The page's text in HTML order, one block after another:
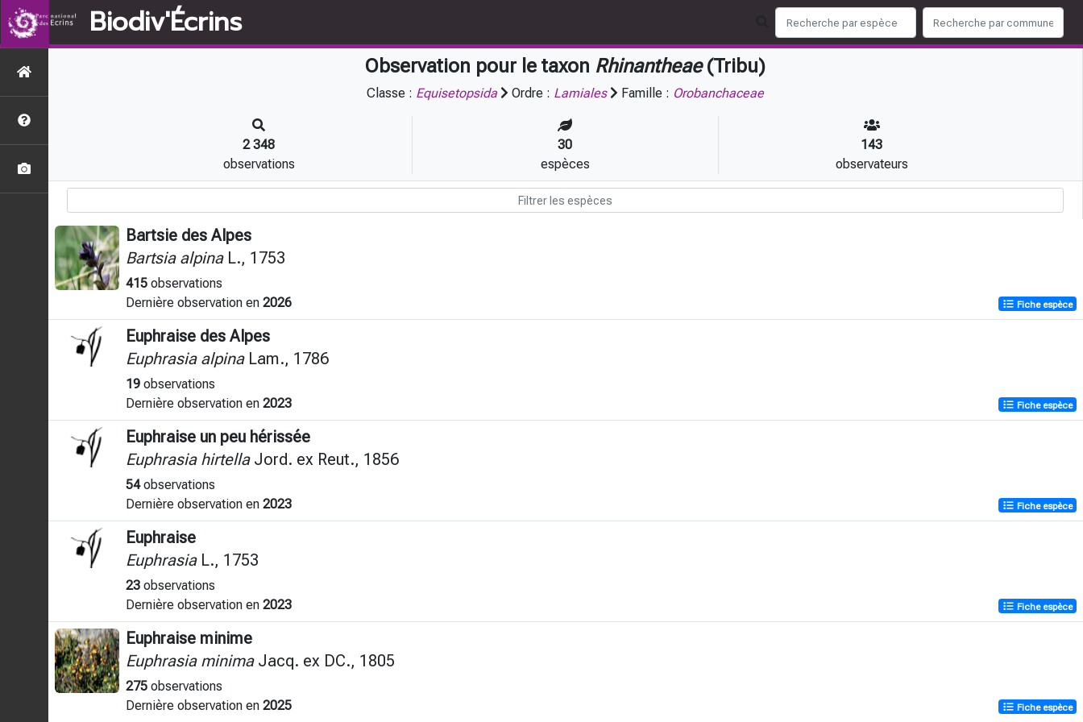
Biodiv'Écrins
Observation pour le taxon Rhinantheae(Tribu)
Classe : Equisetopsida Ordre : Lamiales Famille : Orobanchaceae
2 348
observations
30
espèces
143
observateurs
Bartsie des Alpes
Bartsia alpinaL., 1753
415 observations
Dernière observation en 2026 Fiche espèce
Euphraise des Alpes
Euphrasia alpinaLam., 1786
19 observations
Dernière observation en 2023 Fiche espèce
Euphraise un peu hérissée
Euphrasia hirtellaJord. ex Reut., 1856
54observations
Dernière observation en 2023 Fiche espèce
Euphraise
EuphrasiaL., 1753
23 observations
Dernière observation en 2023 Fiche espèce
Euphraise minime
Euphrasia minimaJacq. ex DC., 1805
275 observations
Dernière observation en 2025 Fiche espèce